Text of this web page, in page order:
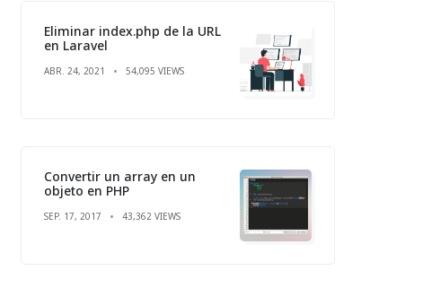
Eliminar index.php de la URL
en Laravel
ABR. 24, 2021 54,095 VIEWS
Convertir un array en un
objeto en PHP
SEP. 17, 2017 43,362 VIEWS